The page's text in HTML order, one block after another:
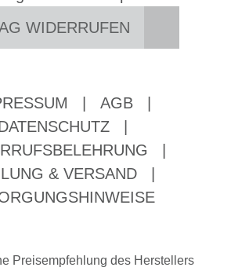
WIDERRUFEN
AGB
& VERSAND
Preisempfehlung des Herstellers